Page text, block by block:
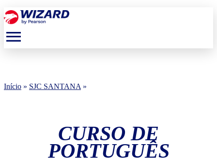
menu
Início » SJC SANTANA »
CURSO DE
PORTUGUÊS